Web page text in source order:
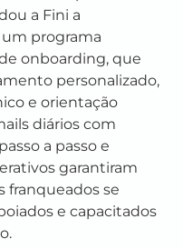
a Fini a
programa
onboarding, que
personalizado,
e orientação
diários com
a passo e
garantiram
franqueados se
e capacitados